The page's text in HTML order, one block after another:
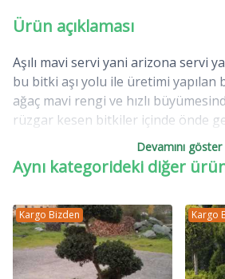
Ürün açıklaması
Aşılı mavi servi yani arizona servi
bu bitki aşı yolu ile üretimi yapılan
ağaç mavi rengi ve hızlı
rüzgar kesen bitkiler içinde önde
başında gelir. Ayrıca , toz , rüzgar ,
vardır. Makas ile budanarak
bitkilerin başında gelir.
Aşılı mavi servi latince ismi
olan bu ağaç mavi rengi ile ilgi
Devamını göster
Aynı kategorideki diğer
Kargo Bizden Kargo